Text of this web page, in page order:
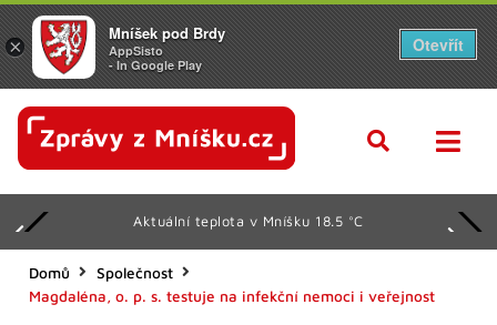
Aktuální teplota v Mníšku 18.5 °C
Domů
Společnost
Magdaléna, o. p. s. testuje na infekční nemoci i veřejnost
×
Mníšek pod Brdy
AppSisto
- In Google Play
Otevřít